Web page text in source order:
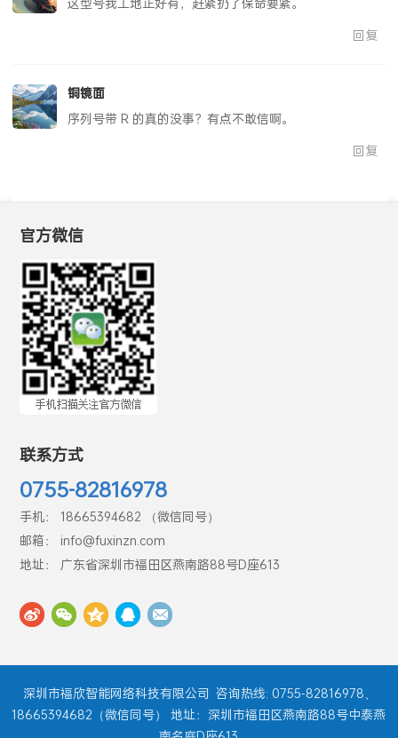
回复
铜镜面
序列号带 R 的真的没事？有点不敢信啊。
回复
官方微信
联系方式
0755-82816978
手机： 18665394682 （微信同号）
邮箱： info@fuxinzn.com
地址： 广东省深圳市福田区燕南路88号D座613
深圳市福欣智能网络科技有限公司 咨询热线: 0755-82816978、
18665394682（微信同号） 地址：深圳市福田区燕南路88号中泰燕